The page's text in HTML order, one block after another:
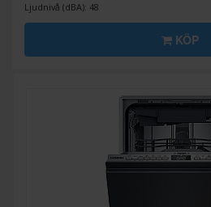
Ljudnivå (dBA): 48
KÖP